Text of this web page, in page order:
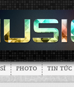
PHOTO TIN TỨC